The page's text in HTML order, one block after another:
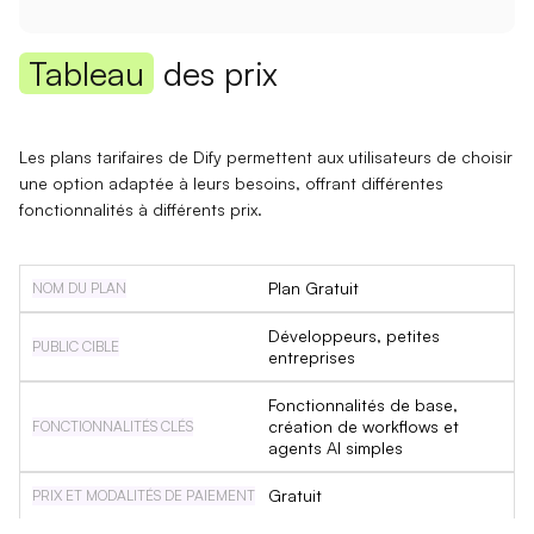
Tableau des prix
Les plans tarifaires de Dify permettent aux utilisateurs de choisir
une option adaptée à leurs besoins, offrant différentes
fonctionnalités à différents prix.
Plan Gratuit
Développeurs, petites
entreprises
Fonctionnalités de base,
création de workflows et
agents AI simples
Gratuit